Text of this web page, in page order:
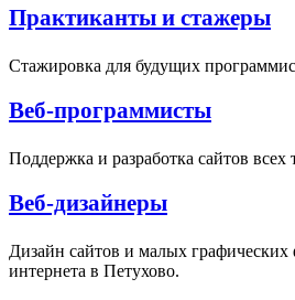
Практиканты и стажеры
Стажировка для будущих
Веб-программисты
Поддержка и разработка сайтов всех
Веб-дизайнеры
Дизайн сайтов и малых
интернета в Петухово.